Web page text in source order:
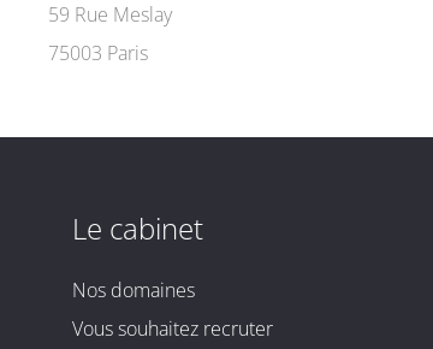
59 Rue Meslay
75003 Paris
Le cabinet
Nos domaines
Vous souhaitez recruter